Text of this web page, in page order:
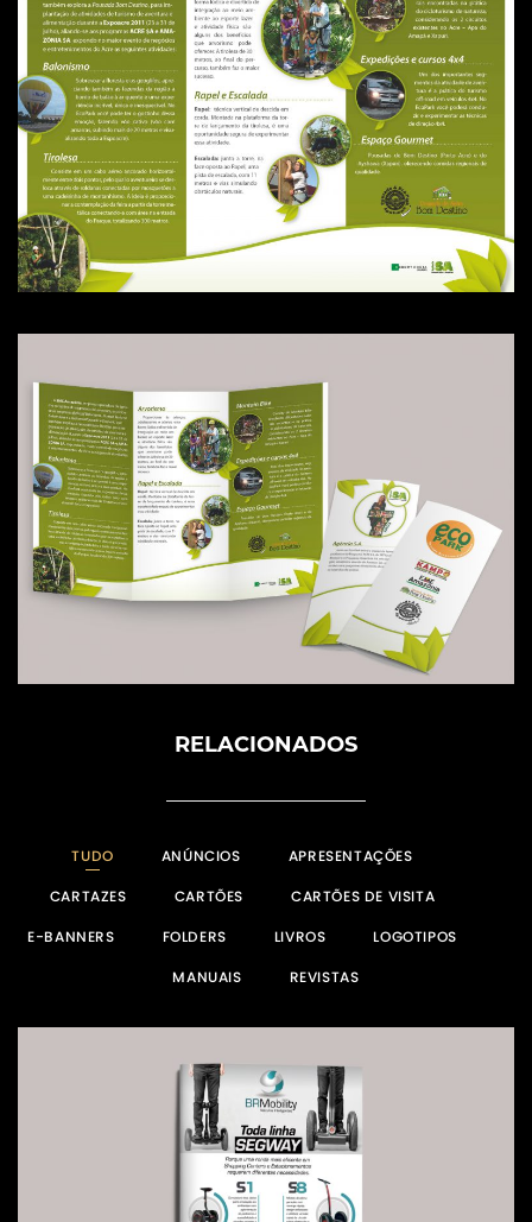
RELACIONADOS
TUDO ANÚNCIOS
APRESENTAÇÕES
CARTAZES
CARTÕES
CARTÕES DE VISITA
E-BANNERS
FOLDERS LIVROS
LOGOTIPOS
MANUAIS
REVISTAS